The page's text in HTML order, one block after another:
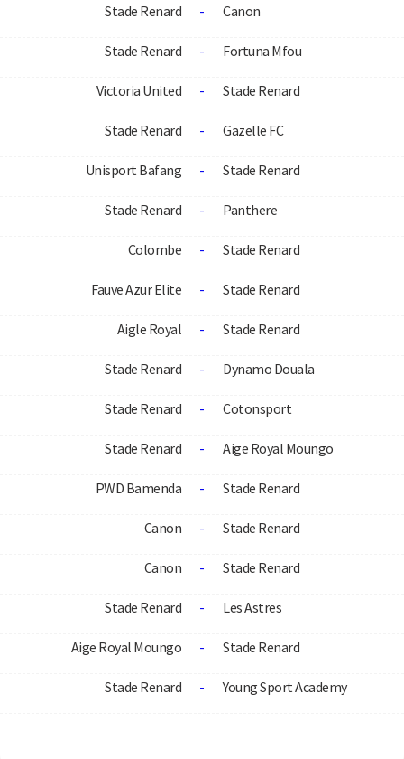
Stade Renard - Canon
Stade Renard - Fortuna Mfou
Victoria United - Stade Renard
Stade Renard - Gazelle FC
Unisport Bafang - Stade Renard
Stade Renard - Panthere
Colombe - Stade Renard
Fauve Azur Elite - Stade Renard
Aigle Royal - Stade Renard
Stade Renard - Dynamo Douala
Stade Renard - Cotonsport
Stade Renard - Aige Royal Moungo
PWD Bamenda - Stade Renard
Canon - Stade Renard
Canon - Stade Renard
Stade Renard - Les Astres
Aige Royal Moungo - Stade Renard
Stade Renard - Young Sport Academy